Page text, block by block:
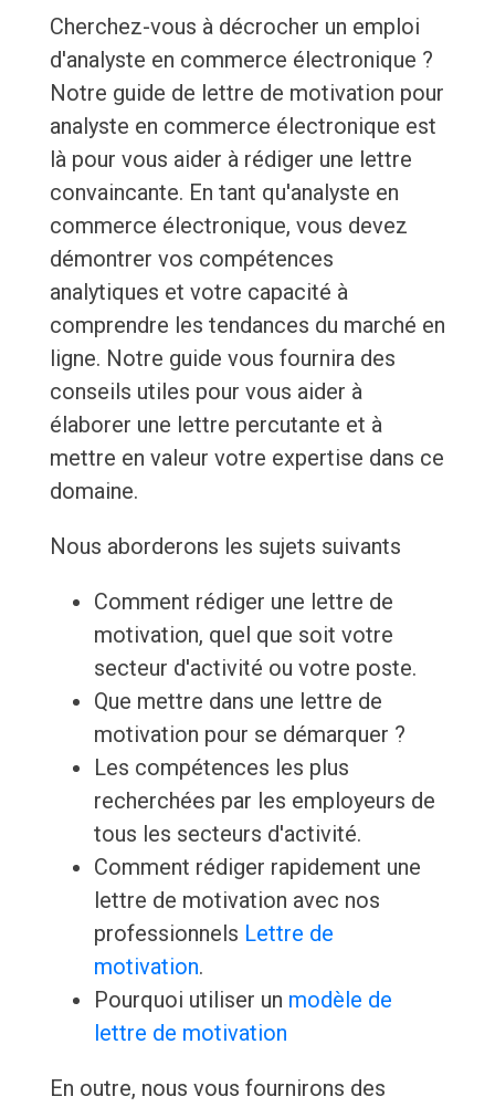
Cherchez-vous à décrocher un emploi
d'analyste en commerce électronique ?
Notre guide de lettre de motivation pour
analyste en commerce électronique est
là pour vous aider à rédiger une lettre
convaincante. En tant qu'analyste en
commerce électronique, vous devez
démontrer vos compétences
analytiques et votre capacité à
comprendre les tendances du marché en
ligne. Notre guide vous fournira des
conseils utiles pour vous aider à
élaborer une lettre percutante et à
mettre en valeur votre expertise dans ce
domaine.
Nous aborderons les sujets suivants
Comment rédiger une lettre de
motivation, quel que soit votre
secteur d'activité ou votre poste.
Que mettre dans une lettre de
motivation pour se démarquer ?
Les compétences les plus
recherchées par les employeurs de
tous les secteurs d'activité.
Comment rédiger rapidement une
lettre de motivation avec nos
professionnels Lettre de
motivation.
Pourquoi utiliser un modèle de
lettre de motivation
En outre, nous vous fournirons des